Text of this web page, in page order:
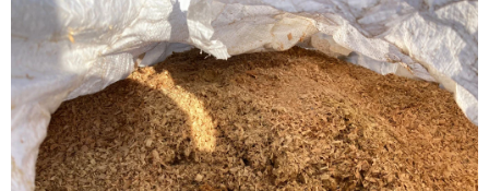
0,0
z
5
hvězdiček.